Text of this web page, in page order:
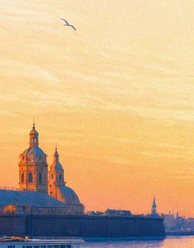
лекции
книги